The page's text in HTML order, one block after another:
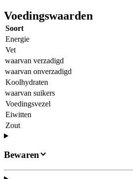
Voedingswaarden
Soort
Energie
Vet
waarvan verzadigd
waarvan onverzadigd
Koolhydraten
waarvan suikers
Voedingsvezel
Eiwitten
Zout
Bewaren